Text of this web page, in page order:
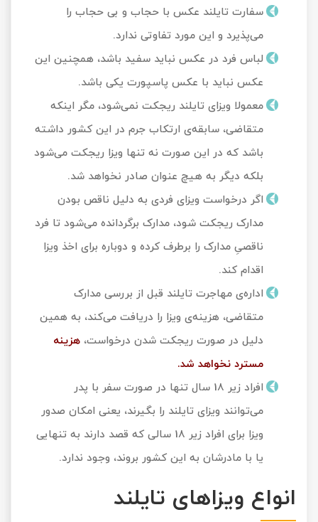
سفارت تایلند عکس با حجاب و بی حجاب را
می‌پذیرد و این مورد تفاوتی ندارد.
لباس فرد در عکس نباید سفید باشد، همچنین این
عکس نباید با عکس پاسپورت یکی باشد.
معمولا ویزای تایلند ریجکت نمی‌شود، مگر اینکه
متقاضی، سابقه‌ی ارتکاب جرم در این کشور داشته
باشد که در این صورت نه تنها ویزا ریجکت می‌شود
بلکه دیگر به هیچ عنوان صادر نخواهد شد.
اگر درخواست ویزای فردی به دلیل ناقص بودن
مدارک ریجکت شود، مدارک برگردانده می‌شود تا فرد
ناقصیِ مدارک را برطرف کرده و دوباره برای اخذ ویزا
اقدام کند.
اداره‌ی مهاجرت تایلند قبل از بررسی مدارک
متقاضی، هزینه‌ی ویزا را دریافت می‌کند، به همین
دلیل در صورت ریجکت شدن درخواست، هزینه
مسترد نخواهد شد.
افراد زیر 18 سال تنها در صورت سفر با پدر
می‌توانند ویزای تایلند را بگیرند، یعنی امکان صدور
ویزا برای افراد زیر 18 سالی که قصد دارند به تنهایی
یا با مادرشان به این کشور بروند، وجود ندارد.
انواع ویزاهای تایلند